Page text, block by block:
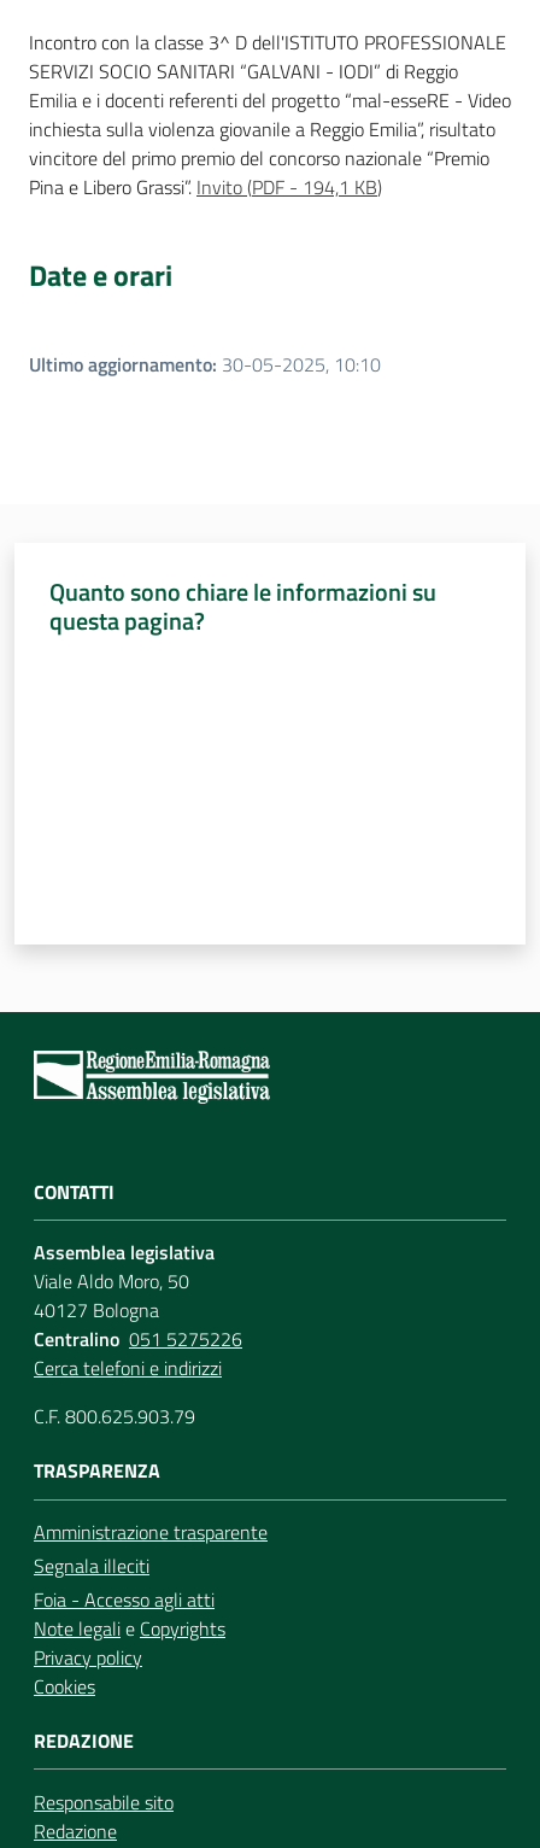
Attività
Argomenti
Per i media
Per i cittadini
Cos'è
Incontro con la classe 3^ D dell'ISTITUTO PROFESSIONALE
SERVIZI SOCIO SANITARI “GALVANI - IODI” di Reggio
Emilia e i docenti referenti del progetto “mal-esseRE - Video
inchiesta sulla violenza giovanile a Reggio Emilia”, risultato
vincitore del primo premio del concorso nazionale “Premio
Pina e Libero Grassi”. Invito(PDF - 194,1 KB)
Date e orari
Ultimo aggiornamento: 30-05-2025, 10:10
Quanto sono chiare le informazioni su
questa pagina?
CONTATTI
Assemblea legislativa
Viale Aldo Moro, 50
40127 Bologna
Centralino 051 5275226
Cerca telefoni e indirizzi
C.F. 800.625.903.79
TRASPARENZA
Amministrazione trasparente
Segnala illeciti
Foia - Accesso agli atti
Note legalie Copyrights
Privacy policy
Cookies
REDAZIONE
Responsabile sito
Redazione